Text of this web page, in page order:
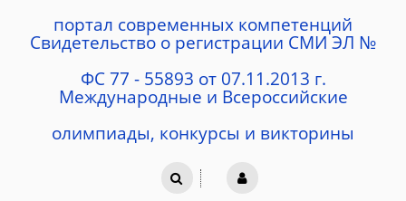
портал современных компетенций
Cвидетельство о регистрации СМИ ЭЛ №
ФС 77 - 55893 от 07.11.2013 г.
Международные и Всероссийские
олимпиады, конкурсы и викторины